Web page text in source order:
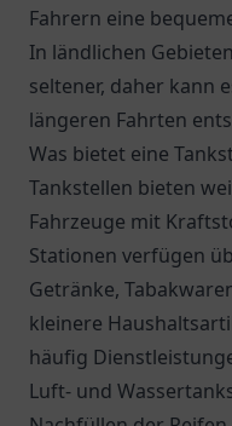
Fahrern eine
In ländlichen
seltener, daher kann
längeren Fahrten
Was bietet eine
Tankstellen bieten
Fahrzeuge mit
Stationen verfügen
Getränke,
kleinere
häufig
Luft- und